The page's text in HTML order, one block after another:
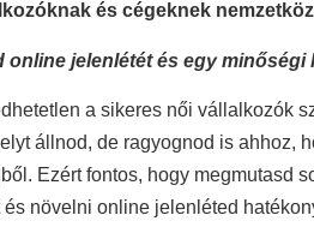
és cégeknek
jelenlétét és egy
a sikeres női vállalkozók
állnod, de ragyognod is
Ezért fontos, hogy megmutasd
növelni online jelenléted